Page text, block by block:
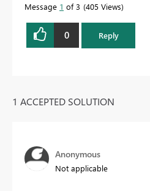
Message 1 of 3 405 Views
0 Reply
1 ACCEPTED SOLUTION
Anonymous
Not applicable